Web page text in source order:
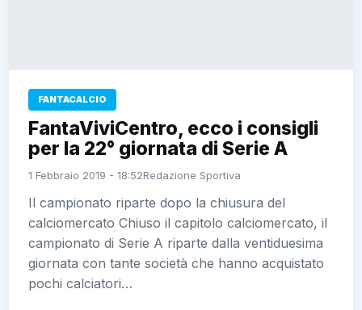
FANTACALCIO
FantaViviCentro, ecco i consigli
per la 22° giornata di Serie A
1 Febbraio 2019 - 18:52Redazione Sportiva
Il campionato riparte dopo la chiusura del
calciomercato Chiuso il capitolo calciomercato, il
campionato di Serie A riparte dalla ventiduesima
giornata con tante società che hanno acquistato
pochi calciatori…